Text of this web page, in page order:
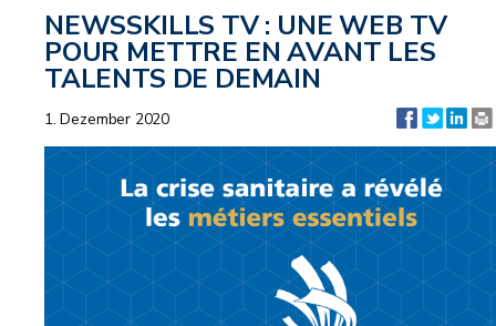
NEWSSKILLS TV : UNE WEB TV
POUR METTRE EN AVANT LES
TALENTS DE DEMAIN
1. Dezember 2020